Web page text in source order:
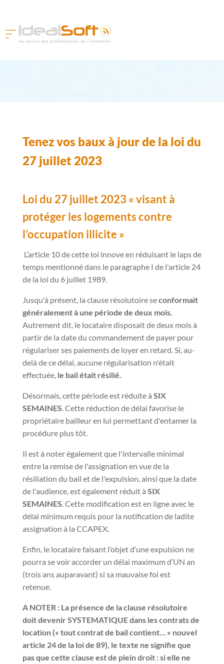
Tenez vos baux à jour de la loi du
27 juillet 2023
Loi du 27 juillet 2023 « visant à
protéger les logements contre
l’occupation illicite »
L’article 10 de cette loi innove en réduisant le laps de
temps mentionné dans le paragraphe I de l'article 24
de la loi du 6 juillet 1989.
Jusqu'à présent, la clause résolutoire seconformait
généralement à une période de deux mois.
Autrement dit, le locataire disposait de deux mois à
partir de la date du commandement de payer pour
régulariser ses paiements de loyer en retard. Si, au-
delà de ce délai, aucune régularisation n'était
effectuée, le bail était résilié.
Désormais, cette période est réduite à SIX
SEMAINES . Cette réduction de délai favorise le
propriétaire bailleur en lui permettant d'entamer la
procédure plus tôt.
Il est à noter également que l'intervalle minimal
entre la remise de l'assignation en vue de la
résiliation du bail et de l'expulsion, ainsi que la date
de l'audience, est également réduit à SIX
SEMAINES . Cette modification est en ligne avec le
délai minimum requis pour la notification de ladite
assignation à la CCAPEX.
Enfin, le locataire faisant l’objet d’une expulsion ne
pourra se voir accorder un délai maximum d’UN an
(trois ans auparavant) si sa mauvaise foi est
retenue.
A NOTER : La présence de la clause résolutoire
doit devenir SYSTEMATIQUE dans les contrats de
location (« tout contrat de bail contient… » nouvel
article 24 de la loi de 89), le texte ne signifie que
pas que cette clause est de plein droit : si elle ne